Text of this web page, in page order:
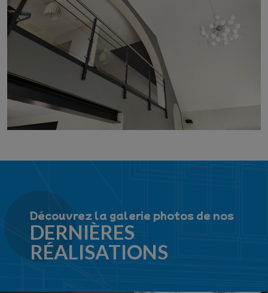
Découvrez la galerie photos de nos
DERNIÈRES
RÉALISATIONS